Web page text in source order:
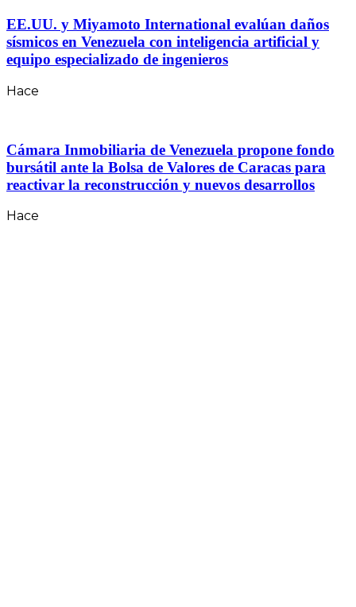
EE.UU. y Miyamoto International evalúan daños
sísmicos en Venezuela con inteligencia artificial y
equipo especializado de ingenieros
Hace
Cámara Inmobiliaria de Venezuela propone fondo
bursátil ante la Bolsa de Valores de Caracas para
reactivar la reconstrucción y nuevos desarrollos
Hace